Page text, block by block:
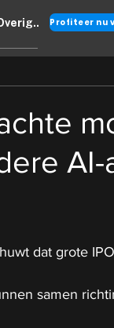
dat grote
samen